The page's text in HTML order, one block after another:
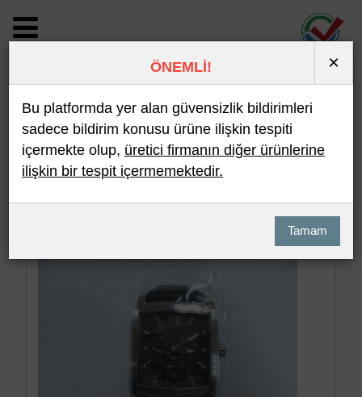
BİLDİRİM DETAYI
Son 10 Bildirim En Çok İncelenen
ÖNEMLİ! ×
Bu platformda yer alan güvensizlik bildirimleri
sadece bildirim konusu ürüne ilişkin tespiti
içermekte olup, üretici firmanın diğer ürünlerine
ilişkin bir tespit içermemektedir.
Tamam